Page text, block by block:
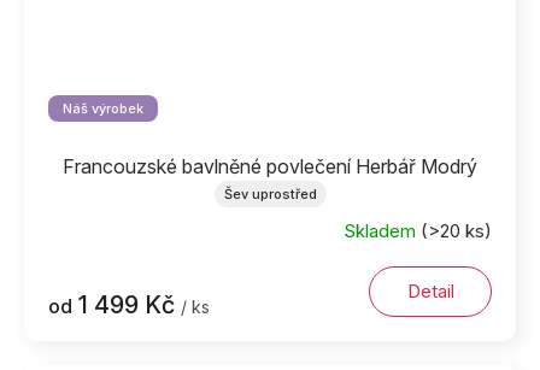
Náš výrobek
Francouzské bavlněné povlečení Herbář Modrý
Šev uprostřed
Skladem (>20 ks)
od 1 499 Kč / ks
Detail